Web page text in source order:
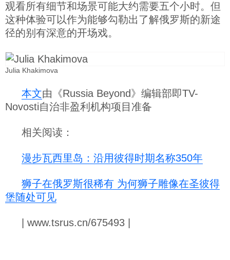
观看所有细节和场景可能大约需要五个小时。但
这种体验可以作为能够勾勒出了解俄罗斯的新途
径的别有深意的开场戏。
Julia Khakimova
本文由《Russia Beyond》编辑部即TV-
Novosti自治非盈利机构项目准备
相关阅读：
漫步瓦西里岛：沿用彼得时期名称350年
狮子在俄罗斯很稀有 为何狮子雕像在圣彼得
堡随处可见
| www.tsrus.cn/675493 |